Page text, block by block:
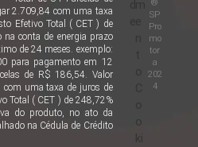
2.709,84 com uma taxa
Efetivo Total ( CET ) de
conta de energia prazo
de 24 meses. exemplo:
para pagamento em 12
de R$ 186,54. Valor
uma taxa de juros de
Total ( CET ) de 248,72%
do produto, no ato da
na Cédula de Crédito
o
ki
®
SP
Pro
mo
tor
a
202
4